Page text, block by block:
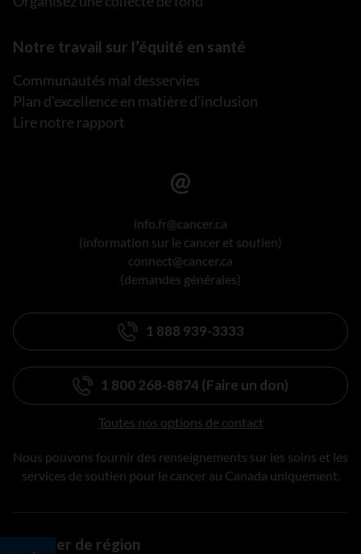
Notre travail sur l’équité en santé
Communautés mal desservies
Plan d’excellence en matière d’inclusion
Lire notre rapport
info.fr@cancer.ca
(information sur le cancer et soutien)
connect@cancer.ca
(demandes générales)
1 888 939-3333
1 800 268-8874 (Faire un don)
Toutes nos options de contact
Nous pouvons fournir des renseignements sur les soins et les
services de soutien pour le cancer au Canada uniquement.
Changer de région